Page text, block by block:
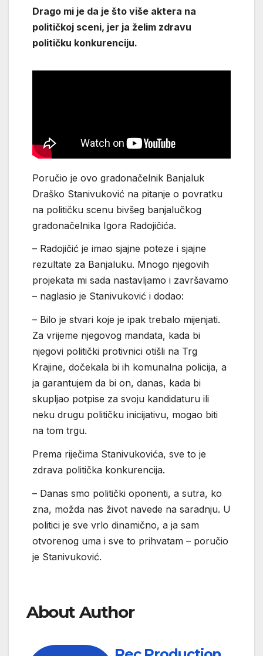
Drago mi je da je što više aktera na
političkoj sceni, jer ja želim zdravu
političku konkurenciju.
Poručio je ovo gradonačelnik Banjaluk
Draško Stanivuković na pitanje o povratku
na političku scenu bivšeg banjalučkog
gradonačelnika Igora Radojičića.
– Radojičić je imao sjajne poteze i sjajne
rezultate za Banjaluku. Mnogo njegovih
projekata mi sada nastavljamo i završavamo
– naglasio je Stanivuković i dodao:
– Bilo je stvari koje je ipak trebalo mijenjati.
Za vrijeme njegovog mandata, kada bi
njegovi politički protivnici otišli na Trg
Krajine, dočekala bi ih komunalna policija, a
ja garantujem da bi on, danas, kada bi
skupljao potpise za svoju kandidaturu ili
neku drugu političku inicijativu, mogao biti
na tom trgu.
Prema riječima Stanivukovića, sve to je
zdrava politička konkurencija.
– Danas smo politički oponenti, a sutra, ko
zna, možda nas život navede na saradnju. U
politici je sve vrlo dinamično, a ja sam
otvorenog uma i sve to prihvatam – poručio
je Stanivuković.
About Author